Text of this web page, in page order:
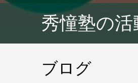
秀憧塾の
ブログ